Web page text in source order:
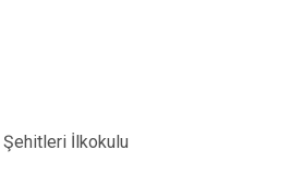
Şehitleri İlkokulu